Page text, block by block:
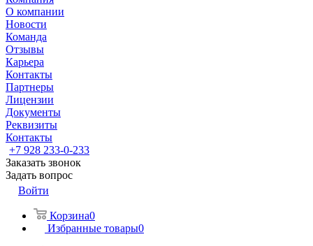
О компании
Новости
Команда
Отзывы
Карьера
Контакты
Партнеры
Лицензии
Документы
Реквизиты
Контакты
+7 928 233-0-233
Заказать звонок
Задать вопрос
Войти
Корзина0
Избранные товары0